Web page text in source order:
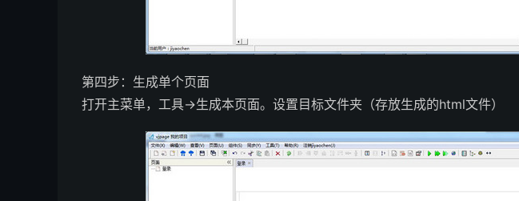
第四步：生成单个页面
打开主菜单，工具->生成本页面。设置目标文件夹（存放生成的html文件）